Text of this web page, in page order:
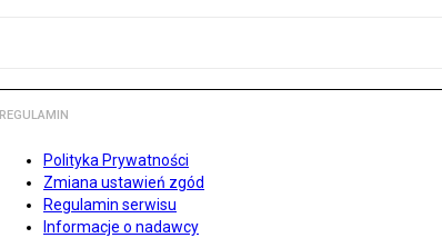
REGULAMIN
Polityka Prywatności
Zmiana ustawień zgód
Regulamin serwisu
Informacje o nadawcy